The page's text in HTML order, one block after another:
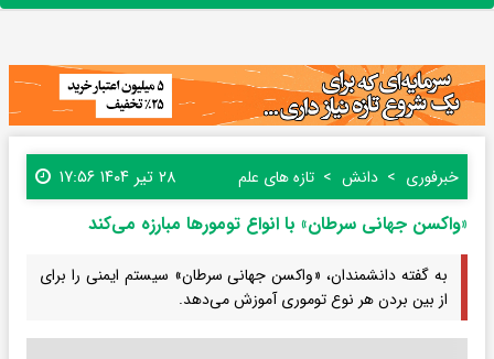
خبرفوری دانش تازه های علم ۲۸ تیر ۱۴۰۴ ۱۷:۵۶
«واکسن جهانی سرطان» با انواع تومورها مبارزه می‌کند
به گفته دانشمندان، «واکسن جهانی سرطان» سیستم ایمنی را برای
از بین بردن هر نوع توموری آموزش می‌دهد.